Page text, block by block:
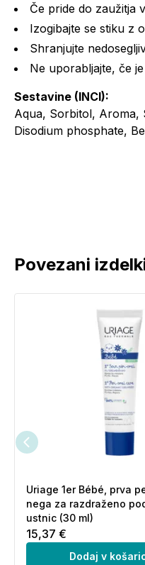
Če pride do zaužitja
Izogibajte se stiku z
Shranjujte
Ne uporabljajte, če
Sestavine (INCI):
Aqua, Sorbitol, Aroma,
Disodium phosphate,
Povezani
Uriage 1er Bébé, prva
nega za razdraženo
ustnic (30 ml)
15,37 €
Dodaj v